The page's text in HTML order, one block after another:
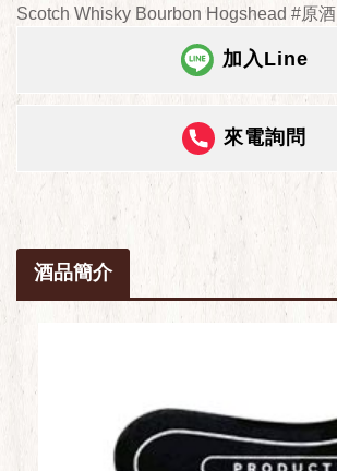
Scotch Whisky Bourbon Hogshead #原酒
加入Line
來電詢問
酒品簡介